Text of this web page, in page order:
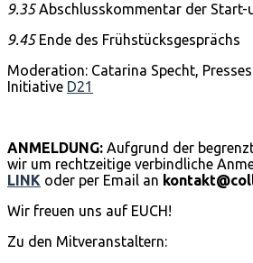
9.35 Abschlusskommentar der Start-
9.45 Ende des Frühstücksgesprächs
Moderation: Catarina Specht,
Initiative D21
ANMELDUNG: Aufgrund der
wir um rechtzeitige verbindliche
LINK oder per Email an
Wir freuen uns auf EUCH!
Zu den Mitveranstaltern: